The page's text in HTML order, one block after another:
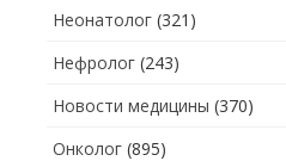
Неонатолог (321)
Нефролог (243)
Новости медицины (370)
Онколог (895)